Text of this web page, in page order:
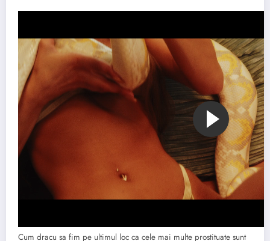
Cum dracu sa fim pe ultimul loc ca cele mai multe prostituate sunt